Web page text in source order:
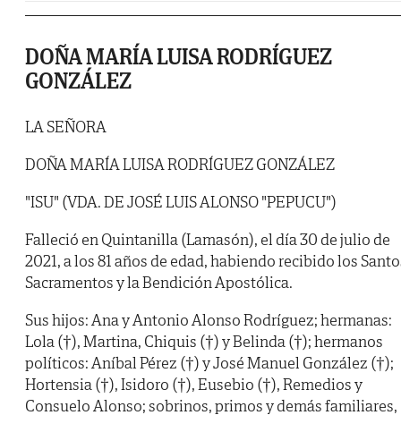
DOÑA MARÍA LUISA RODRÍGUEZ
GONZÁLEZ
LA SEÑORA
DOÑA MARÍA LUISA RODRÍGUEZ GONZÁLEZ
"ISU" (VDA. DE JOSÉ LUIS ALONSO "PEPUCU")
Falleció en Quintanilla (Lamasón), el día 30 de julio de
2021, a los 81 años de edad, habiendo recibido los
Sacramentos y la Bendición Apostólica.
Sus hijos: Ana y Antonio Alonso Rodríguez; hermanas:
Lola (†), Martina, Chiquis (†) y Belinda (†); hermanos
políticos: Aníbal Pérez (†) y José Manuel González (†);
Hortensia (†), Isidoro (†), Eusebio (†), Remedios y
Consuelo Alonso; sobrinos, primos y demás familiares,